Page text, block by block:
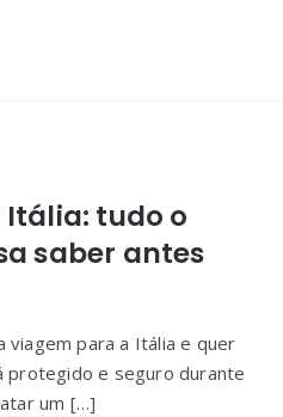
tudo o
saber antes
viagem para a Itália e quer
e seguro durante
um […]